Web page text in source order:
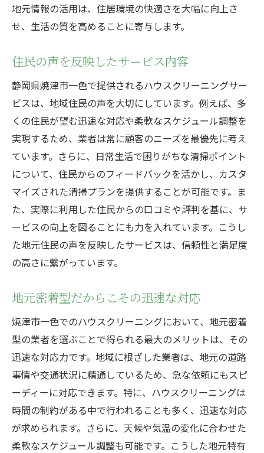
地元情報の活用は、住居環境の快適さを大幅に向上さ
せ、生活の質を高めることに寄与します。
住民の声を反映したサービス内容
静岡県焼津市一色で提供されるハウスクリーニングサー
ビスは、地域住民の声を大切にしています。例えば、多
くの住民が望む迅速な対応や柔軟なスケジュール調整を
実現するため、業者は常に顧客のニーズを最優先に考え
ています。さらに、日常生活で困りがちな清掃ポイント
について、住民からのフィードバックを活かし、カスタ
マイズされた清掃プランを提供することが可能です。ま
た、実際に利用した住民からの口コミや評判を基に、サ
ービスの向上を図ることにも力を入れています。こうし
た地元住民の声を反映したサービスは、信頼性と満足度
の高さに繋がっています。
地元密着型だからこその迅速な対応
焼津市一色でのハウスクリーニングにおいて、地元密着
型の業者を選ぶことで得られる最大のメリットは、その
迅速な対応力です。地域に根ざした業者は、地元の道路
事情や交通状況に精通しているため、急な依頼にもスピ
ーディーに対応できます。特に、ハウスクリーニングは
時間の制約がある中で行われることも多く、迅速な対応
が求められます。さらに、天候や気温の変化に合わせた
柔軟なスケジュール調整も可能です。こうした地元特有